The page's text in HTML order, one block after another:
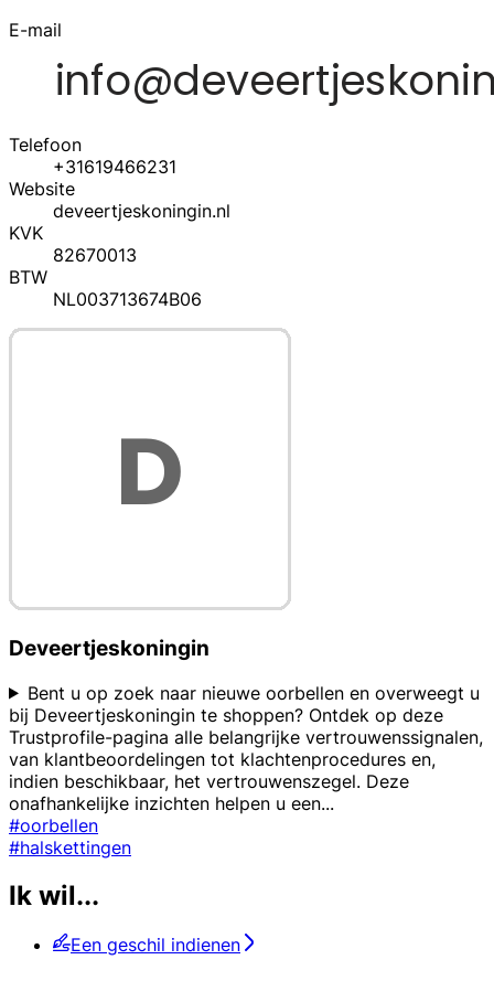
E-mail
Telefoon
+31619466231
Website
deveertjeskoningin.nl
KVK
82670013
BTW
NL003713674B06
Deveertjeskoningin
Bent u op zoek naar nieuwe oorbellen en overweegt u
bij Deveertjeskoningin te shoppen? Ontdek op deze
Trustprofile-pagina alle belangrijke vertrouwenssignalen,
van klantbeoordelingen tot klachtenprocedures en,
indien beschikbaar, het vertrouwenszegel. Deze
onafhankelijke inzichten helpen u een...
#oorbellen
#halskettingen
Ik wil...
Een geschil indienen